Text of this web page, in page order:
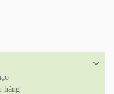
hãng